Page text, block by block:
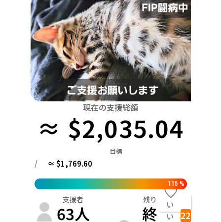
中部
近畿
中国
四国
九州・沖縄
地域からさがす
北海道・東北
北海道 青森 岩手 宮城 秋田 山形
茨城 栃木 群馬 埼玉 千葉 東京
新潟 富山 石川 福井 山梨 長野
京都 大阪 兵庫
岡山 広島 山口
香川 愛媛
九州・沖縄
佐賀 長崎 熊本 大分 宮崎
現在の支援総額
≈ $2,035.04
目標
/ ≈ $1,769.60
115 %
支援者
63人
残り
終
い
い
22